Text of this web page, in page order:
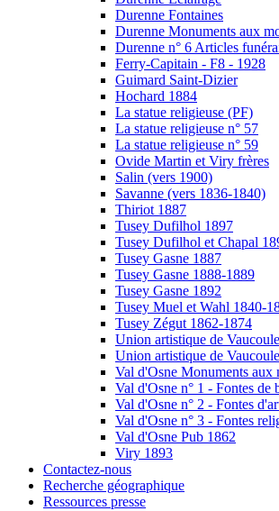
Durenne Fontaines
Durenne Monuments aux
Durenne n° 6 Articles
Ferry-Capitain - F8 - 1928
Guimard Saint-Dizier
Hochard 1884
La statue religieuse (PF)
La statue religieuse n° 57
La statue religieuse n° 59
Ovide Martin et Viry frères
Salin (vers 1900)
Savanne (vers 1836-1840)
Thiriot 1887
Tusey Dufilhol 1897
Tusey Dufilhol et Chapal
Tusey Gasne 1887
Tusey Gasne 1888-1889
Tusey Gasne 1892
Tusey Muel et Wahl 1840-
Tusey Zégut 1862-1874
Union artistique de
Union artistique de
Val d'Osne Monuments aux
Val d'Osne n° 1 - Fontes de
Val d'Osne n° 2 - Fontes
Val d'Osne n° 3 - Fontes
Val d'Osne Pub 1862
Viry 1893
Contactez-nous
Recherche géographique
Ressources presse